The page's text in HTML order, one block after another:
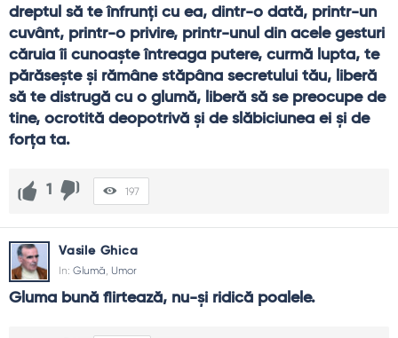
dreptul să te înfrunţi cu ea, dintr-o dată, printr-un
cuvânt, printr-o privire, printr-unul din acele gesturi
căruia îi cunoaşte întreaga putere, curmă lupta, te
părăseşte şi rămâne stăpâna secretului tău, liberă
să te distrugă cu o glumă, liberă să se preocupe de
tine, ocrotită deopotrivă şi de slăbiciunea ei şi de
forţa ta.
1 197
Vasile Ghica
In: Glumă Umor
Gluma bună flirtează, nu-și ridică poalele.